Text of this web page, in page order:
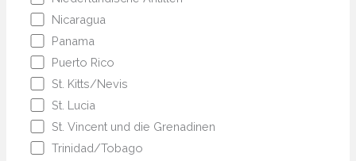
Nicaragua
Panama
Puerto Rico
St. Kitts/Nevis
St. Lucia
St. Vincent und die Grenadinen
Trinidad/Tobago